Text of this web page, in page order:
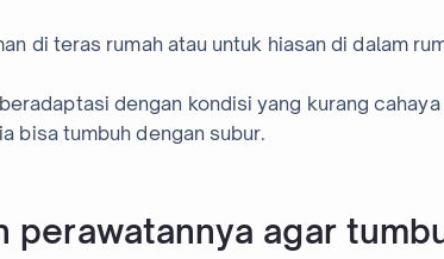
di teras rumah atau untuk hiasan di dalam
dengan kondisi yang kurang cahaya
bisa tumbuh dengan subur.
perawatannya agar